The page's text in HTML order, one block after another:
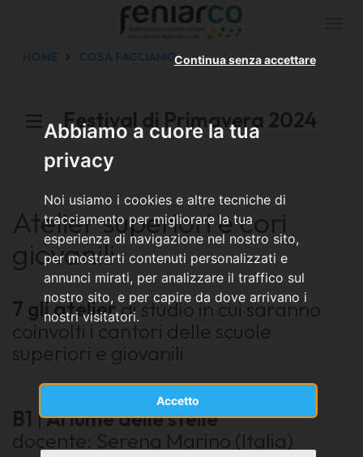
Abbiamo a cuore la tua
privacy
Noi usiamo i cookies e altre tecniche di
tracciamento per migliorare la tua
esperienza di navigazione nel nostro sito,
per mostrarti contenuti personalizzati e
annunci mirati, per analizzare il traffico sul
nostro sito, e per capire da dove arrivano i
nostri visitatori.
Accetto
Continua senza accettare
HOME COSA FACCIAMO
Festival di Primavera 2024
Atelier superiori e cori
giovanili
7 gli atelierdi studio in cui saranno
coinvolti i cantori delle scuole
superiori e giovanili
B1 |Al lume delle stelle
docente: Serena Marino (Italia)